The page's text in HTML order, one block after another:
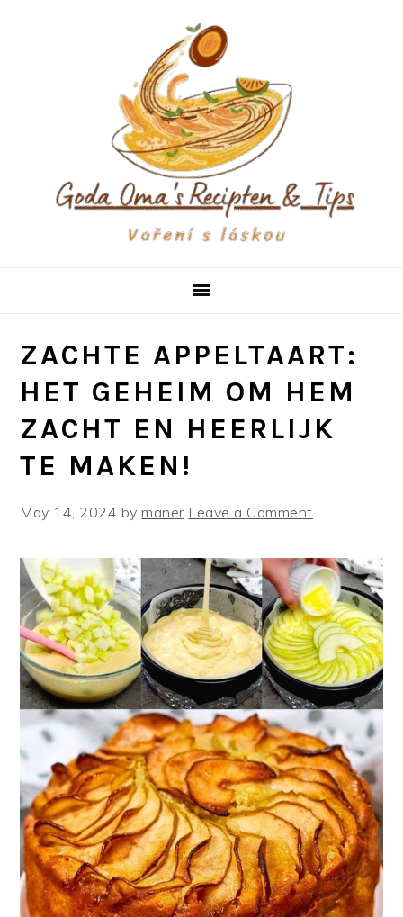
ZACHTE APPELTAART:
HET GEHEIM OM HEM
ZACHT EN HEERLIJK
TE MAKEN!
May 14, 2024 bymaner Leave a Comment